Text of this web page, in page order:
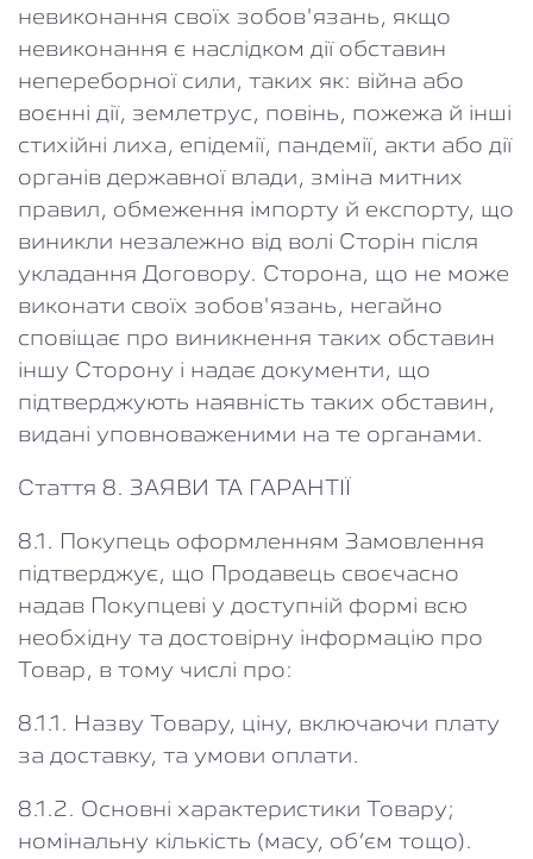
невиконання своїх зобов'язань, якщо
невиконання є наслідком дії обставин
непереборної сили, таких як: війна або
воєнні дії, землетрус, повінь, пожежа й інші
стихійні лиха, епідемії, пандемії, акти або дії
органів державної влади, зміна митних
правил, обмеження імпорту й експорту, що
виникли незалежно від волі Сторін після
укладання Договору. Сторона, що не може
виконати своїх зобов'язань, негайно
сповіщає про виникнення таких обставин
іншу Сторону і надає документи, що
підтверджують наявність таких обставин,
видані уповноваженими на те органами.
Стаття 8. ЗАЯВИ ТА ГАРАНТІЇ
8.1. Покупець оформленням Замовлення
підтверджує, що Продавець своєчасно
надав Покупцеві у доступній формі всю
необхідну та достовірну інформацію про
Товар, в тому числі про:
8.1.1. Назву Товару, ціну, включаючи плату
за доставку, та умови оплати.
8.1.2. Основні характеристики Товару;
номінальну кількість (масу, об’єм тощо).